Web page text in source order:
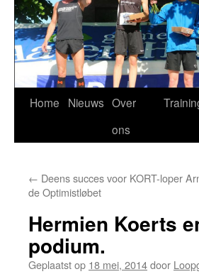
Home Nieuws Over
ons
← Deens succes voor KORT-loper
de Optimistløbet
Hermien Koerts
podium.
Geplaatst op 18 mei, 2014door